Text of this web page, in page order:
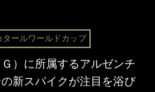
タールワールドカップ
）に所属するアルゼンチ
新スパイクが注目を浴び